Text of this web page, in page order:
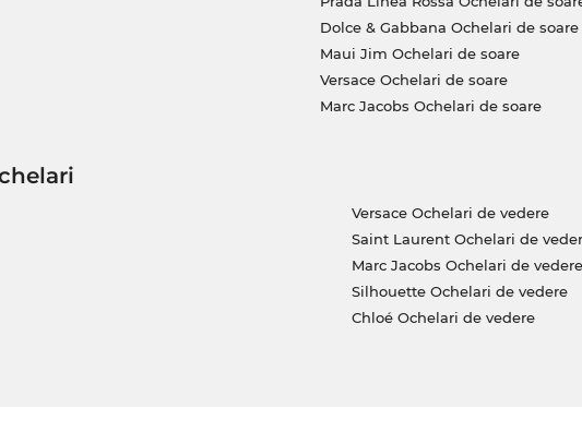
Dolce & Gabbana Ochelari de soare
Maui Jim Ochelari de soare
Versace Ochelari de soare
Marc Jacobs Ochelari de soare
Versace Ochelari de vedere
Saint Laurent Ochelari de
Marc Jacobs Ochelari de vedere
Silhouette Ochelari de vedere
Chloé Ochelari de vedere